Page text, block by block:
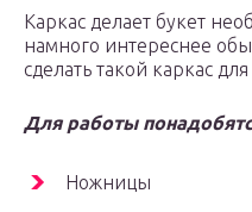
Каркас делает букет
намного интереснее
сделать такой каркас
Для работы
Ножницы